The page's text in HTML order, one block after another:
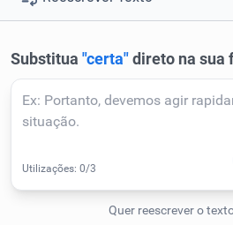
Corrigir Texto
Humanizador de IA